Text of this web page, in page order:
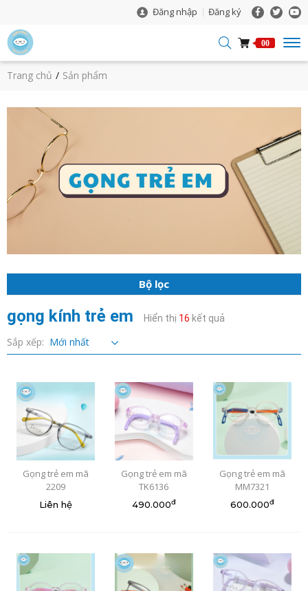
Đăng nhập Đăng ký
00
Trang chủ Sản phẩm
Bộ lọc
gọng kính trẻ em Hiển thị 16 kết quả
Sắp xếp:
Gọng trẻ em mã
2209
Liên hệ
Gọng trẻ em mã
TK6136
490.000đ
Gọng trẻ em mã
MM7321
600.000đ